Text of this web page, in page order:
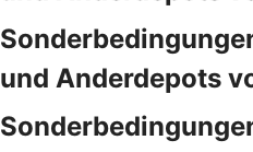
und Anderdepots